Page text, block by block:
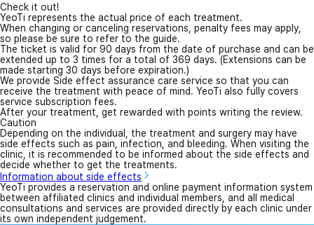
Check it out!
YeoTi represents the actual price of each treatment.
When changing or canceling reservations, penalty fees may apply,
so please be sure to refer to the guide.
The ticket is valid for 90 days from the date of purchase and can be
extended up to 3 times for a total of 369 days. (Extensions can be
made starting 30 days before expiration.)
We provide Side effect assurance care service so that you can
receive the treatment with peace of mind. YeoTi also fully covers
service subscription fees.
After your treatment, get rewarded with points writing the review.
Caution
Depending on the individual, the treatment and surgery may have
side effects such as pain, infection, and bleeding. When visiting the
clinic, it is recommended to be informed about the side effects and
decide whether to get the treatments.
Information about side effects
YeoTi provides a reservation and online payment information system
between affiliated clinics and individual members, and all medical
consultations and services are provided directly by each clinic under
its own independent judgement.